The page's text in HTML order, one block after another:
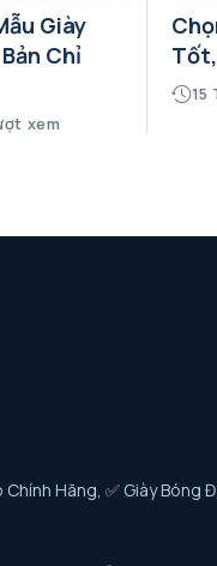
Giày
Chỉ
xem
15
Hãng, ✅ Giày